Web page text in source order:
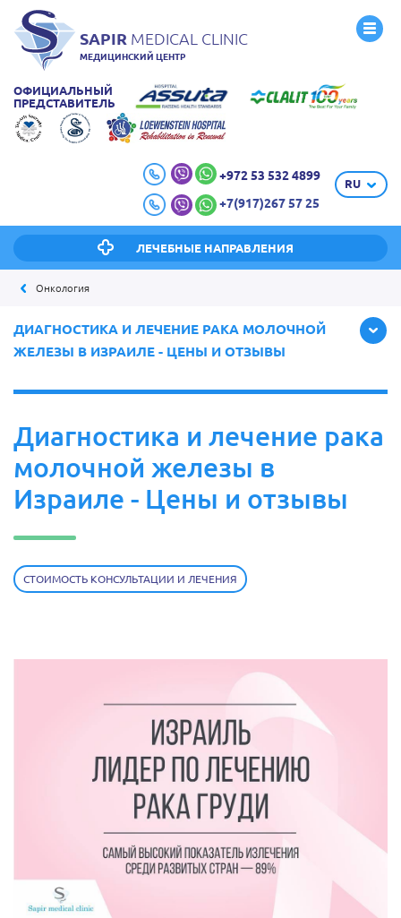
SAPIR MEDICAL CLINIC
МЕДИЦИНСКИЙ ЦЕНТР
ОФИЦИАЛЬНЫЙ
ПРЕДСТАВИТЕЛЬ
+972 53 532 4899
+7(917)267 57 25
RU
ЛЕЧЕБНЫЕ НАПРАВЛЕНИЯ
Онкология
ДИАГНОСТИКА И ЛЕЧЕНИЕ РАКА МОЛОЧНОЙ
ЖЕЛЕЗЫ В ИЗРАИЛЕ - ЦЕНЫ И ОТЗЫВЫ
Диагностика и лечение рака
молочной железы в
Израиле - Цены и отзывы
СТОИМОСТЬ КОНСУЛЬТАЦИИ И ЛЕЧЕНИЯ